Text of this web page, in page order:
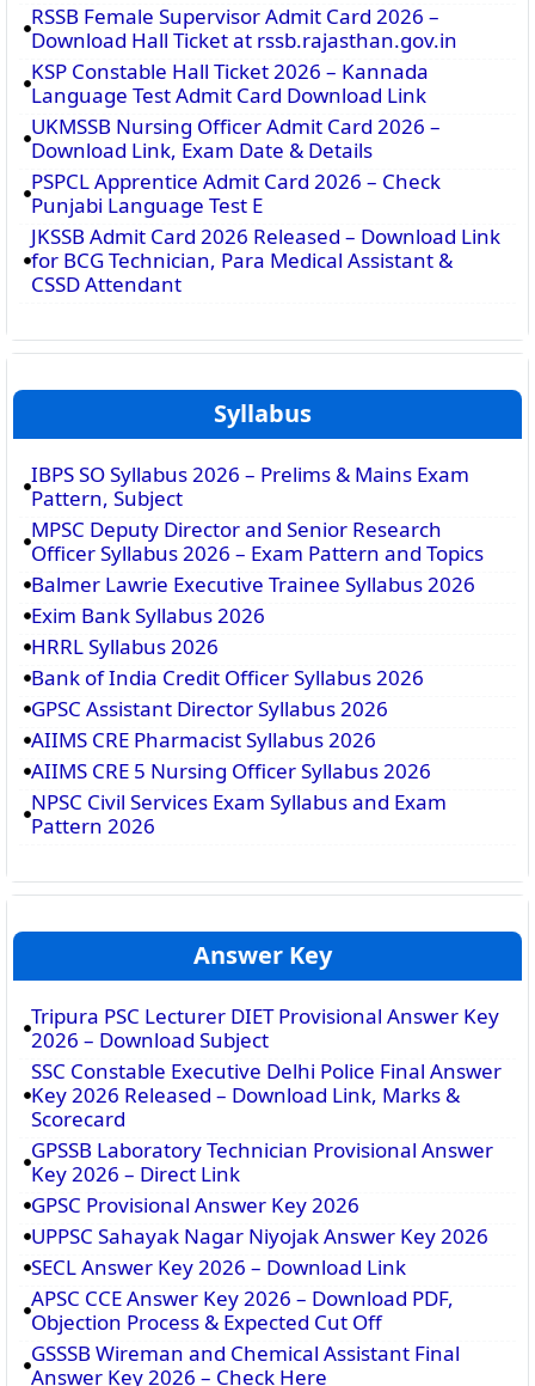
RSSB Female Supervisor Admit Card 2026 –
Download Hall Ticket at rssb.rajasthan.gov.in
KSP Constable Hall Ticket 2026 – Kannada
Language Test Admit Card Download Link
UKMSSB Nursing Officer Admit Card 2026 –
Download Link, Exam Date & Details
PSPCL Apprentice Admit Card 2026 – Check
Punjabi Language Test E
JKSSB Admit Card 2026 Released – Download Link
for BCG Technician, Para Medical Assistant &
CSSD Attendant
Syllabus
IBPS SO Syllabus 2026 – Prelims & Mains Exam
Pattern, Subject
MPSC Deputy Director and Senior Research
Officer Syllabus 2026 – Exam Pattern and Topics
Balmer Lawrie Executive Trainee Syllabus 2026
Exim Bank Syllabus 2026
HRRL Syllabus 2026
Bank of India Credit Officer Syllabus 2026
GPSC Assistant Director Syllabus 2026
AIIMS CRE Pharmacist Syllabus 2026
AIIMS CRE 5 Nursing Officer Syllabus 2026
NPSC Civil Services Exam Syllabus and Exam
Pattern 2026
Answer Key
Tripura PSC Lecturer DIET Provisional Answer Key
2026 – Download Subject
SSC Constable Executive Delhi Police Final Answer
Key 2026 Released – Download Link, Marks &
Scorecard
GPSSB Laboratory Technician Provisional Answer
Key 2026 – Direct Link
GPSC Provisional Answer Key 2026
UPPSC Sahayak Nagar Niyojak Answer Key 2026
SECL Answer Key 2026 – Download Link
APSC CCE Answer Key 2026 – Download PDF,
Objection Process & Expected Cut Off
GSSSB Wireman and Chemical Assistant Final
Answer Key 2026 – Check Here